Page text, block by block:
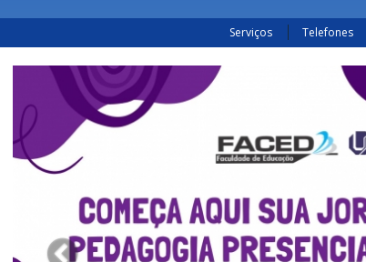
Serviços Telefones
Previous